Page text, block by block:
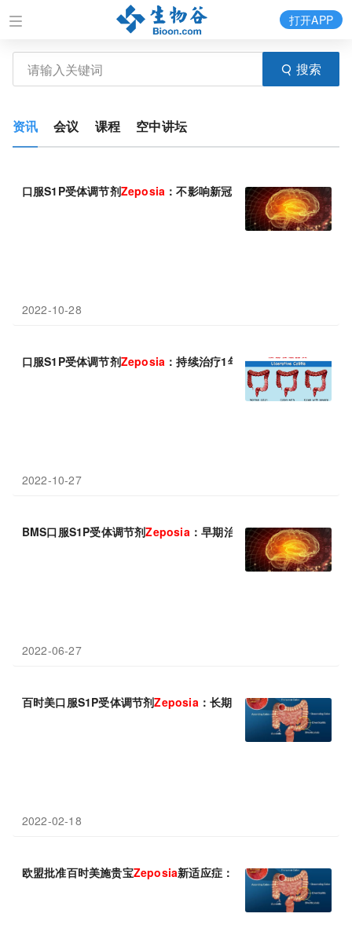
搜索
打开APP
资讯 会议 课程 空中讲坛
口服S1P受体调节剂Zeposia ：不影响新冠疫苗接种效果，改善长
2022-10-28
口服S1P受体调节剂Zeposia ：持续治疗1年，疾病无复发率
2022-10-27
BMS口服S1P受体调节剂Zeposia：早期治疗可改善认知功能!
2022-06-27
百时美口服S1P受体调节剂Zeposia：长期治疗具有持续疗效和良
2022-02-18
欧盟批准百时美施贵宝Zeposia新适应症：首个治疗UC的口服